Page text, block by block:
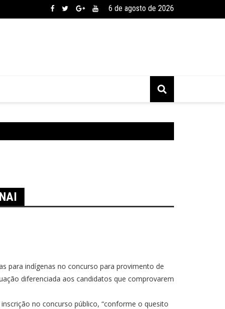
6 de agosto de 2026
para indígenas no concurso para provimento de
diferenciada aos candidatos que comprovarem
no concurso público, “conforme o quesito